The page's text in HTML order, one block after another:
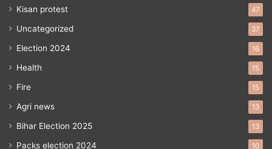
Kisan protest 47
Uncategorized 37
Election 2024 16
Health 15
Fire 15
Agri news 13
Bihar Election 2025 13
Packs election 2024 10